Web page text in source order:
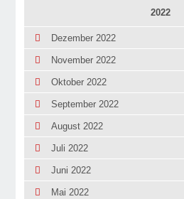
2022
Dezember 2022
November 2022
Oktober 2022
September 2022
August 2022
Juli 2022
Juni 2022
Mai 2022